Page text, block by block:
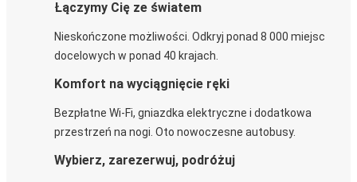
Łączymy Cię ze światem
Nieskończone możliwości. Odkryj ponad 8 000 miejsc
docelowych w ponad 40 krajach.
Komfort na wyciągnięcie ręki
Bezpłatne Wi-Fi, gniazdka elektryczne i dodatkowa
przestrzeń na nogi. Oto nowoczesne autobusy.
Wybierz, zarezerwuj, podróżuj